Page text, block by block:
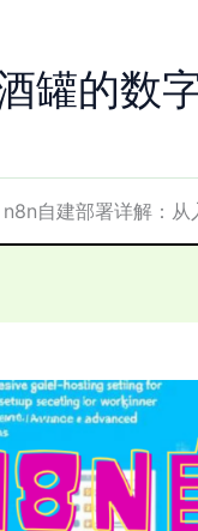
罐的数
n8n自建部署详解：从